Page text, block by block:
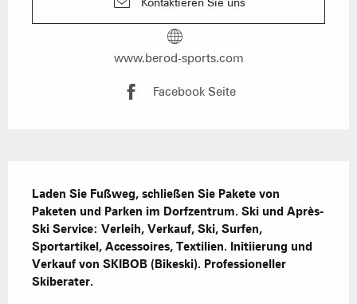
www.berod-sports.com
Facebook Seite
Laden Sie Fußweg, schließen Sie Pakete von
Paketen und Parken im Dorfzentrum. Ski und Après-
Ski Service: Verleih, Verkauf, Ski, Surfen,
Sportartikel, Accessoires, Textilien. Initiierung und
Verkauf von SKIBOB (Bikeski). Professioneller
Skiberater.